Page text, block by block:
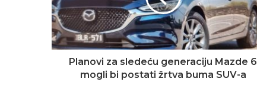
Planovi za sledeću generaciju Mazde 6
mogli bi postati žrtva buma SUV-a